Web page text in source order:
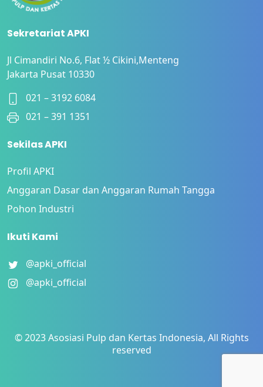
Sekretariat APKI
Jl Cimandiri No.6, Flat ½ Cikini,Menteng
Jakarta Pusat 10330
021 – 3192 6084
021 – 391 1351
Sekilas APKI
Profil APKI
Anggaran Dasar dan Anggaran Rumah Tangga
Pohon Industri
Ikuti Kami
@apki_official
@apki_official
© 2023 Asosiasi Pulp dan Kertas Indonesia, All Rights
reserved